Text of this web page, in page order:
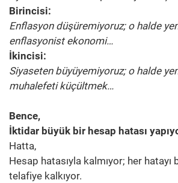
Birincisi:
Enflasyon düşüremiyoruz; o halde
enflasyonist ekonomi…
İkincisi:
Siyaseten büyüyemiyoruz; o halde
muhalefeti küçültmek…
Bence,
İktidar büyük bir hesap hatası
Hatta,
Hesap hatasıyla kalmıyor; her
telafiye kalkıyor.